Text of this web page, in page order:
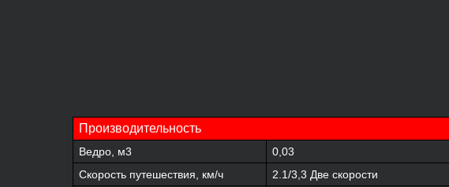
Производительность
Ведро, м3 0,03
Скорость путешествия, км/ч
2.1/3,3 Две скорости